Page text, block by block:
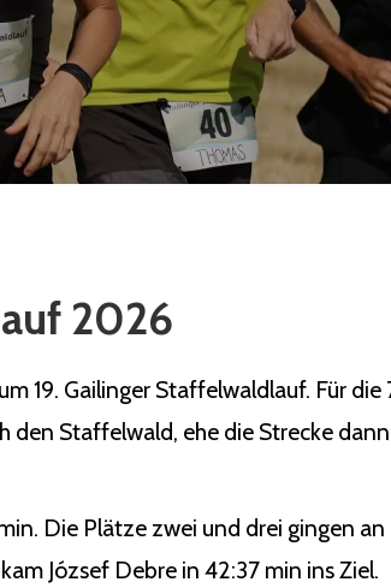
2026
19. Gailinger Staffelwaldlauf. Für
den Staffelwald, ehe die Strecke
Die Plätze zwei und drei gingen
József Debre in 42:37 min ins Ziel.